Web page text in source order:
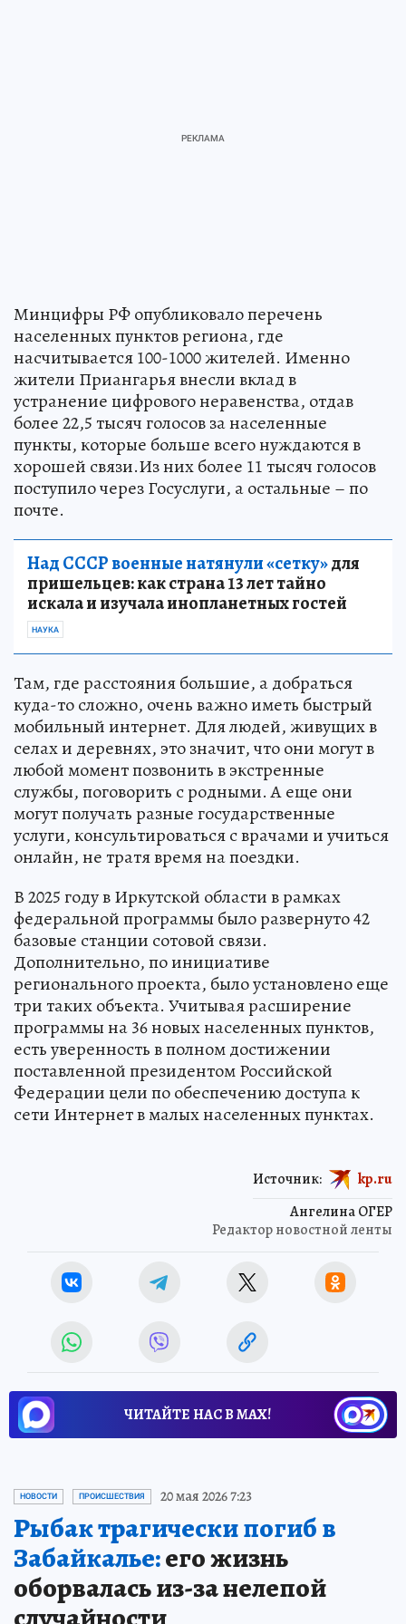
Минцифры РФ опубликовало перечень
населенных пунктов региона, где
насчитывается 100-1000 жителей. Именно
жители Приангарья внесли вклад в
устранение цифрового неравенства, отдав
более 22,5 тысяч голосов за населенные
пункты, которые больше всего нуждаются в
хорошей связи.Из них более 11 тысяч голосов
поступило через Госуслуги, а остальные – по
почте.
Над СССР военные натянули «сетку»для
пришельцев: как страна 13 лет тайно
искала и изучала инопланетных гостей
НАУКА
Там, где расстояния большие, а добраться
куда-то сложно, очень важно иметь быстрый
мобильный интернет. Для людей, живущих в
селах и деревнях, это значит, что они могут в
любой момент позвонить в экстренные
службы, поговорить с родными. А еще они
могут получать разные государственные
услуги, консультироваться с врачами и учиться
онлайн, не тратя время на поездки.
В 2025 году в Иркутской области в рамках
федеральной программы было развернуто 42
базовые станции сотовой связи.
Дополнительно, по инициативе
регионального проекта, было установлено еще
три таких объекта. Учитывая расширение
программы на 36 новых населенных пунктов,
есть уверенность в полном достижении
поставленной президентом Российской
Федерации цели по обеспечению доступа к
сети Интернет в малых населенных пунктах.
Ангелина ОГЕР
Редактор новостной ленты
Источник: kp.ru
ЧИТАЙТЕ НАС В МАХ!
НОВОСТИ ПРОИСШЕСТВИЯ 20 мая 2026 7:23
Рыбак трагически погиб в
Забайкалье:его жизнь
оборвалась из-за нелепой